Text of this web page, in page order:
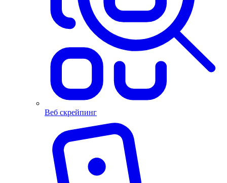
Beб скрейпинг